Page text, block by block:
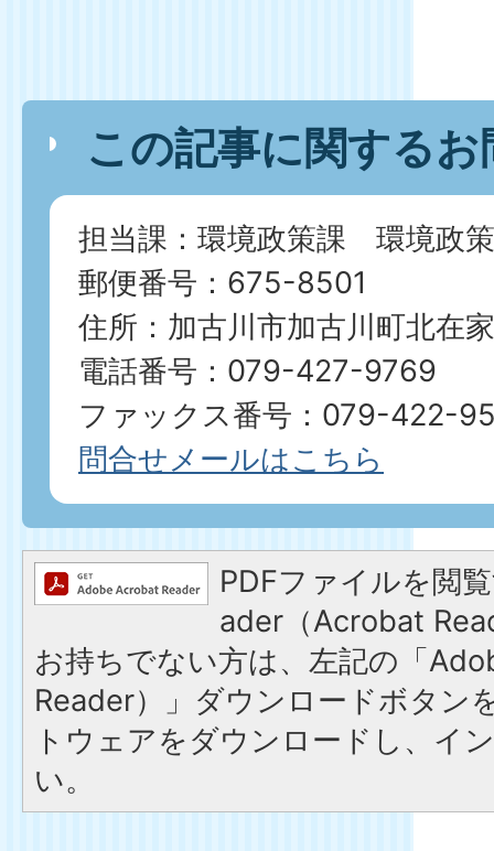
この記事に関する
担当課：環境政策課 環境政
郵便番号：675-8501
住所：加古川市加古川町北在
電話番号：079-427-9769
ファックス番号：079-422-
問合せメールはこちら
PDFファイルを閲
ader（Acrobat
お持ちでない方は、左記の「
Reader）」ダウンロードボタン
トウェアをダウンロードし、イ
い。